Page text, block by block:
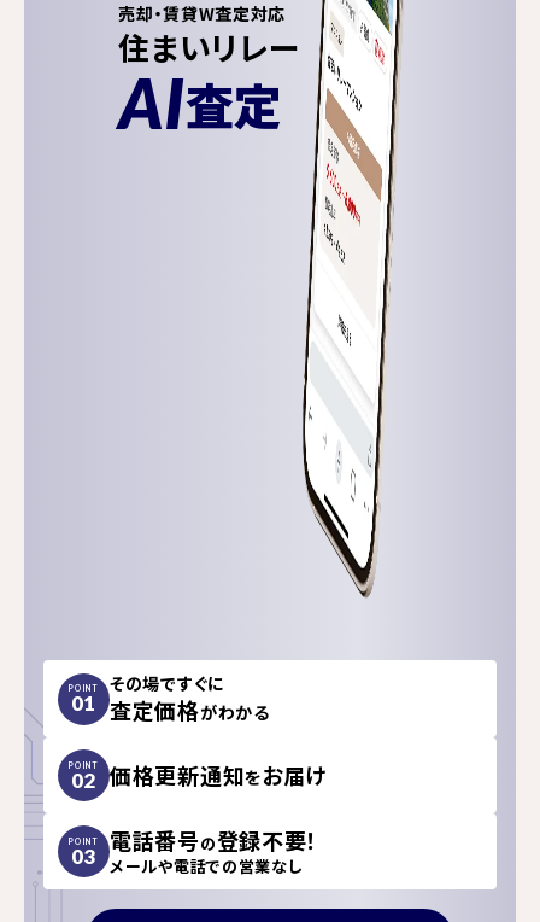
売却・賃貸W査定対応
住まいリレー
AI査定
POINT
01
その場ですぐに
査定価格がわかる
POINT
02 価格更新通知をお届け
POINT
03 電話番号の登録不要！
メールや電話での営業なし